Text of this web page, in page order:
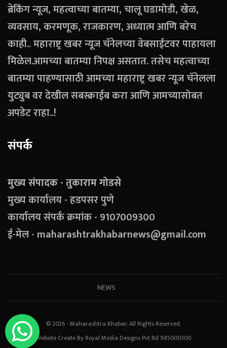
ब्रेकिंग न्यूज, महत्वाच्या बातम्या, चालू घडामोडी, खेळ,
व्यवसाय, करमणूक, राजकारण, अध्यात्म आणि बरेच
काही.. महाराष्ट्र खबर न्यूज चॅनेलच्या वेबसाईटवर पाहायला
मिळेल.आमच्या बातम्या निपक्ष असतात. तसेच महत्वाच्या
बातम्या पाहण्यासाठी आमच्या महाराष्ट्र खबर न्यूज चॅनेलला
युट्युब वर देखील सबस्क्राईब करा आणि आमच्यासोबत
अपडेट राहा..!
संपर्क
मुख्य संपादक - तुकाराम गोडसे
मुख्य कार्यालय - हडपसर पुणे
कार्यालय संपर्क क्रमांक - 9107009300
ई-मेल - maharashtrakhabarnews@gmail.com
NEWS
© 2026 - Maharashtra Khabar. All Rights Reserved.
Website Create By Royal Media Designs Pvt ltd 985000300